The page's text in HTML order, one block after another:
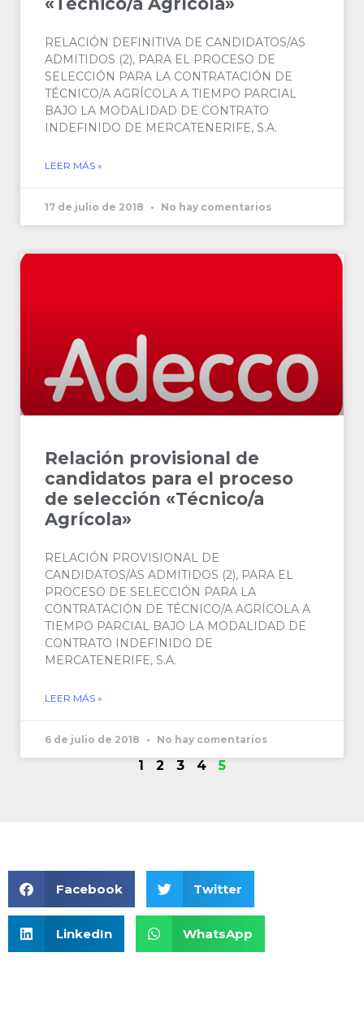
RELACIÓN DEFINITIVA DE CANDIDATOS/AS
ADMITIDOS (2), PARA EL PROCESO DE
SELECCIÓN PARA LA CONTRATACIÓN DE
TÉCNICO/A AGRÍCOLA A TIEMPO PARCIAL
BAJO LA MODALIDAD DE CONTRATO
INDEFINIDO DE MERCATENERIFE, S.A.
LEER MÁS »
17 de julio de 2018 No hay comentarios
Relación provisional de
candidatos para el proceso
de selección «Técnico/a
Agrícola»
RELACIÓN PROVISIONAL DE
CANDIDATOS/AS ADMITIDOS (2), PARA EL
PROCESO DE SELECCIÓN PARA LA
CONTRATACIÓN DE TÉCNICO/A AGRÍCOLA A
TIEMPO PARCIAL BAJO LA MODALIDAD DE
CONTRATO INDEFINIDO DE
MERCATENERIFE, S.A.
LEER MÁS »
6 de julio de 2018 No hay comentarios
1 2 3 4 5
Facebook Twitter
LinkedIn WhatsApp